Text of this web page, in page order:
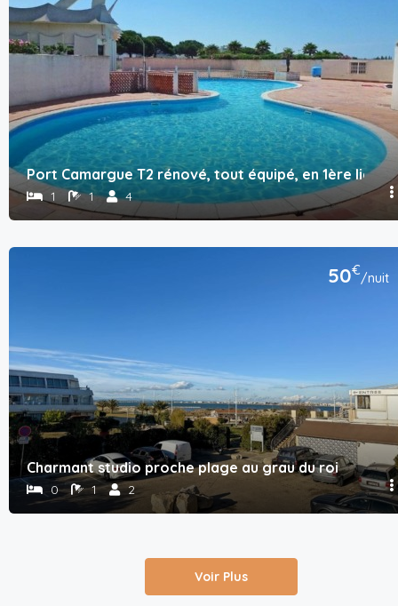
Port Camargue T2 rénové, tout équipé, en 1ère
1 1 4
Charmant studio proche plage au grau du roi
0 1 2
50€/nuit
Voir Plus